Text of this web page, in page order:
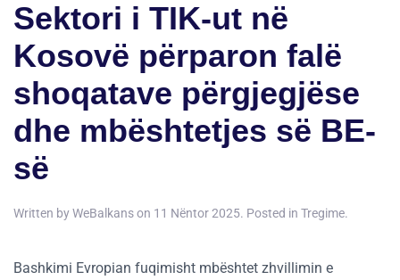
Sektori i TIK-ut në
Kosovë përparon falë
shoqatave përgjegjëse
dhe mbështetjes së BE-
së
Written byWeBalkanson 11 Nëntor 2025. Posted in Tregime.
Bashkimi Evropian fuqimisht mbështet zhvillimin e